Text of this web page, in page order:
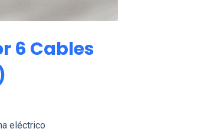
6 Cables
eléctrico